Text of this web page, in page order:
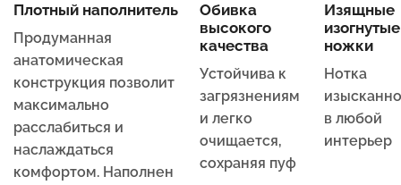
Плотный наполнитель
Продуманная
анатомическая
конструкция позволит
максимально
расслабиться и
наслаждаться
комфортом. Наполнен
Обивка
высокого
качества
Устойчива к
загрязнениям
и легко
очищается,
сохраняя пуф
Изящные
изогнутые
ножки
Нотка
в любой
интерьер